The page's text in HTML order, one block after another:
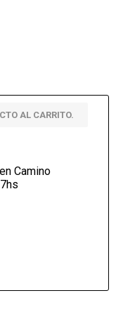
AL CARRITO.
Camino